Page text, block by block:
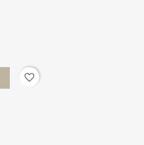
favorite_border